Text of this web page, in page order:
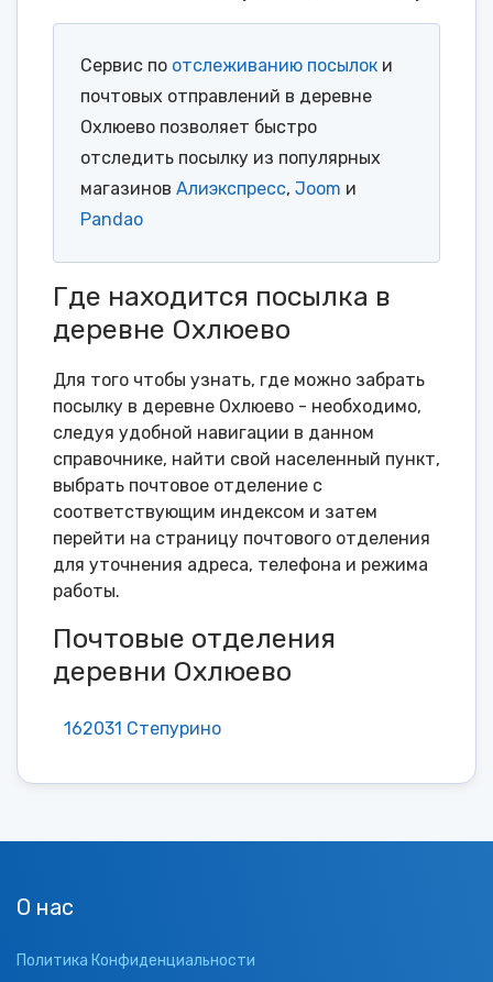
Сервис по отслеживанию посылок и
почтовых отправлений в деревне
Охлюево позволяет быстро
отследить посылку из популярных
магазинов Алиэкспресс, Joom и
Pandao
Где находится посылка в
деревне Охлюево
Для того чтобы узнать, где можно забрать
посылку в деревне Охлюево - необходимо,
следуя удобной навигации в данном
справочнике, найти свой населенный пункт,
выбрать почтовое отделение с
соответствующим индексом и затем
перейти на страницу почтового отделения
для уточнения адреса, телефона и режима
работы.
Почтовые отделения
деревни Охлюево
162031 Степурино
О нас
Политика Конфиденциальности